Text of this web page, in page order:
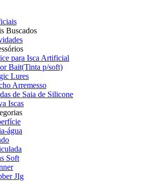
Buscados
para Isca Artificial
Bait(Tinta p/soft)
Lures
Arremesso
de Saia de Silicone
Iscas
água
Soft
JIg